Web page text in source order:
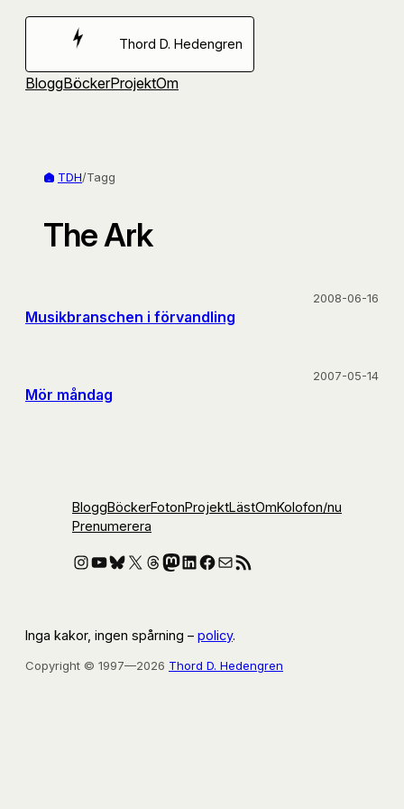
Hoppa
Thord D. Hedengren
BloggBöckerProjektOm
TDH/Tagg
The Ark
Musikbranschen i förvandling
2008-06-16
Mör måndag
2007-05-14
BloggBöckerFotonProjektLästOmKolofon/nu
Prenumerera
Instagram
YouTube
Bluesky
X Threads
Mastodon
LinkedIn
Facebook
E-postRSS-flöde
Inga kakor, ingen spårning – policy.
Copyright © 1997—2026 Thord D. Hedengren